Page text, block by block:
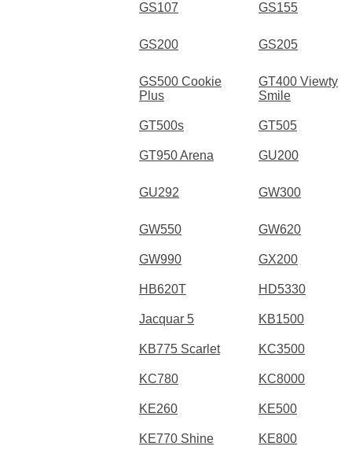
GS107 GS155
GS200 GS205
GS500 Cookie
Plus
GT400 Viewty
Smile
GT500s GT505
GT950 Arena GU200
GU292 GW300
GW550 GW620
GW990 GX200
HB620T HD5330
Jacquar 5 KB1500
KB775 Scarlet KC3500
KC780 KC8000
KE260 KE500
KE770 Shine KE800